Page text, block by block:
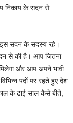
निकाय के सदन से
इस सदन के सदस्य रहे।
से की है। आप जितना
और आप अपने भावी
पदों पर रहते हुए देश
के ढाई साल कैसे बीते,